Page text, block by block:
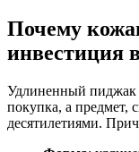
Почему
инвестиция
Удлиненный пиджак
покупка, а предмет,
десятилетиями.